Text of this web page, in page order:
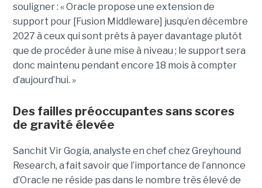
souligner : « Oracle propose une extension de
support pour [Fusion Middleware] jusqu’en décembre
2027 à ceux qui sont prêts à payer davantage plutôt
que de procéder à une mise à niveau ; le support sera
donc maintenu pendant encore 18 mois à compter
d’aujourd’hui. »
Des failles préoccupantes sans scores
de gravité élevée
Sanchit Vir Gogia, analyste en chef chez Greyhound
Research, a fait savoir que l’importance de l’annonce
d’Oracle ne réside pas dans le nombre très élevé de